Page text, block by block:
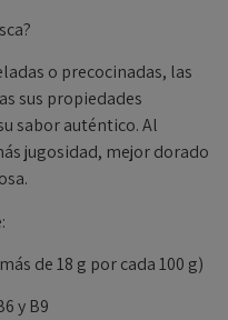
o precocinadas, las
sus propiedades
sabor auténtico. Al
jugosidad, mejor dorado
de 18 g por cada 100 g)
y B9